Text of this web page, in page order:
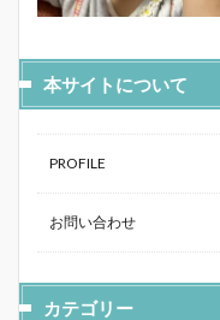
本サイトについて
PROFILE
お問い合わせ
カテゴリー